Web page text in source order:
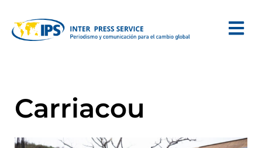
Carriacou